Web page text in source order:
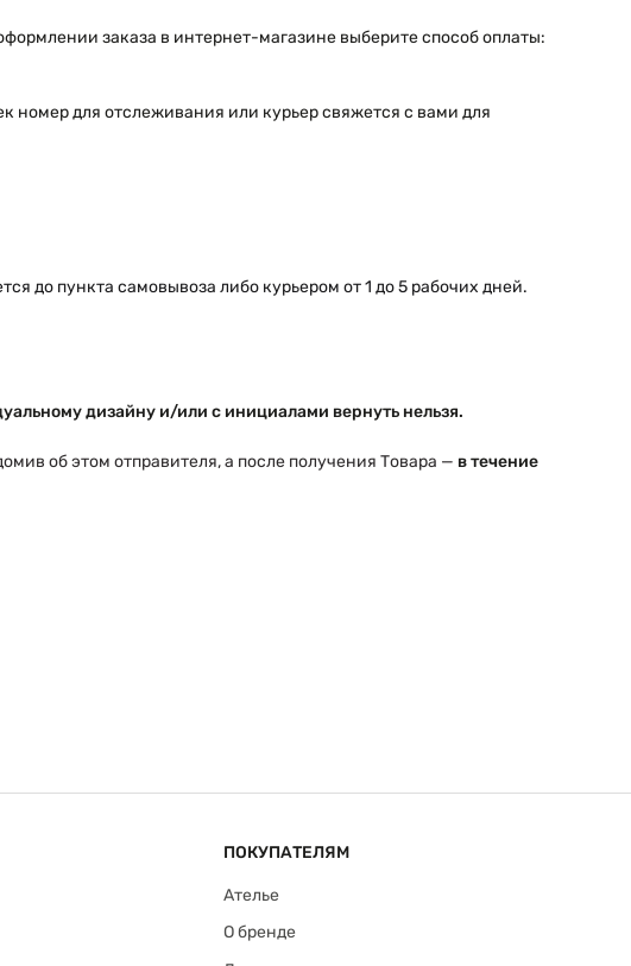
заказа в интернет-магазине выберите способ оплаты:
номер для отслеживания или курьер свяжется с вами для
до пункта самовывоза либо курьером от 1 до 5 рабочих дней.
дизайну и/или с инициалами вернуть нельзя.
об этом отправителя, а после получения Товара — в течение
ПОКУПАТЕЛЯМ
Ателье
О бренде